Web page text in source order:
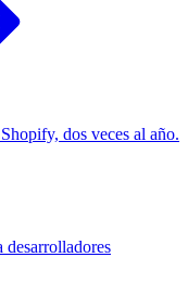
dos veces al año.